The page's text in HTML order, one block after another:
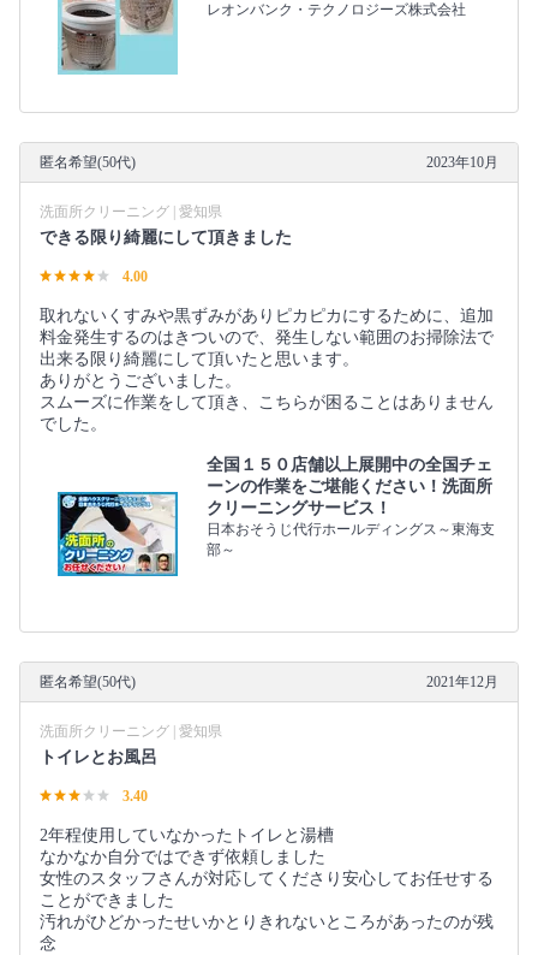
レオンバンク・テクノロジーズ株式会社
匿名希望(50代) 2023年10月
洗面所クリーニング | 愛知県
できる限り綺麗にして頂きました
4.00
取れないくすみや黒ずみがありピカピカにするために、追加
料金発生するのはきついので、発生しない範囲のお掃除法で
出来る限り綺麗にして頂いたと思います。
ありがとうございました。
スムーズに作業をして頂き、こちらが困ることはありません
でした。
全国１５０店舗以上展開中の全国チェ
ーンの作業をご堪能ください！洗面所
クリーニングサービス！
日本おそうじ代行ホールディングス～東海支
部～
匿名希望(50代) 2021年12月
洗面所クリーニング | 愛知県
トイレとお風呂
3.40
2年程使用していなかったトイレと湯槽
なかなか自分ではできず依頼しました
女性のスタッフさんが対応してくださり安心してお任せする
ことができました
汚れがひどかったせいかとりきれないところがあったのが残
念